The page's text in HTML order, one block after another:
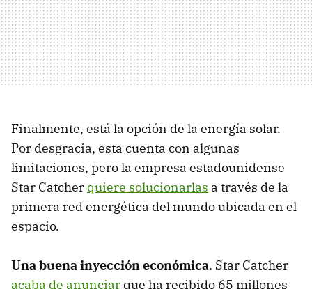
Finalmente, está la opción de la energía solar.
Por desgracia, esta cuenta con algunas
limitaciones, pero la empresa estadounidense
Star Catcher quiere solucionarlas a través de la
primera red energética del mundo ubicada en el
espacio.
Una buena inyección económica. Star Catcher
acaba de anunciar que ha recibido 65 millones